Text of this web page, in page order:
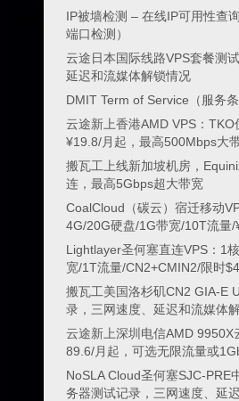
IP被墙检测 – 在线IP可用性查
端口检测）
云途日本国际线路VPS套餐测
延迟和流媒体解锁情况
DMIT Term of Service（服务
云途新上香港AMD VPS：
¥19.8/月起，最高500Mbps大
搬瓦工上线新加坡机房，
连，最高5Gbps超大带宽
CoalCloud（碳云）宿迁移动
4G/20G硬盘/1G带宽/10T流量/
Lightlayer圣何塞直连VPS：1
宽/1T流量/CN2+CMIN2/限时
搬瓦工美国洛杉矶CN2 GIA-E
录，三网速度、延迟和流媒体
云途新上深圳电信AMD 9950X
89.6/月起，可选无限流量或
NoSLA Cloud圣何塞SJC-PRE
务器测试记录，三网速度、延